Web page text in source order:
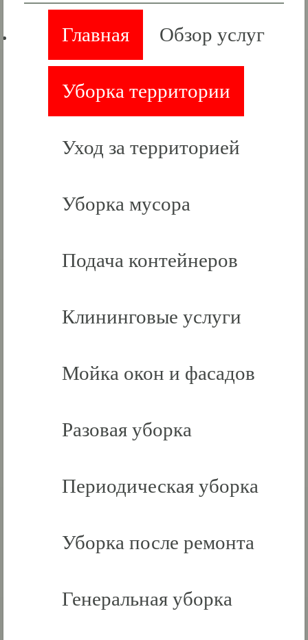
Главная Обзор услуг
Уборка территории
Уход за территорией
Уборка мусора
Подача контейнеров
Клининговые услуги
Мойка окон и фасадов
Разовая уборка
Периодическая уборка
Уборка после ремонта
Генеральная уборка